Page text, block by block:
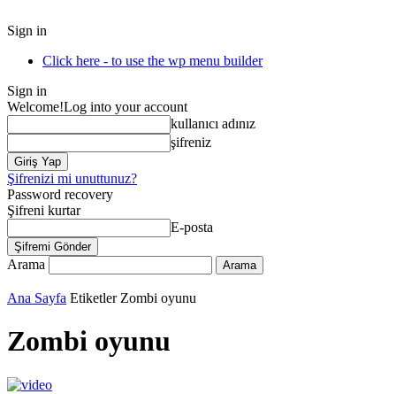
Sign in
Click here - to use the wp menu builder
Sign in
Welcome!Log into your account
kullanıcı adınız
şifreniz
Şifrenizi mi unuttunuz?
Password recovery
Şifreni kurtar
E-posta
Arama
Ana Sayfa Etiketler Zombi oyunu
Zombi oyunu